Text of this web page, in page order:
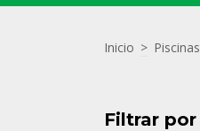
Inicio > Piscinas
Filtrar por